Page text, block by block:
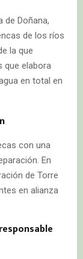
de Doñana,
de los ríos
la que
que elabora
en total en
con una
En
de Torre
en alianza